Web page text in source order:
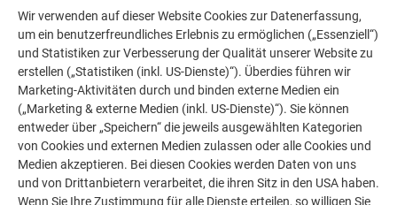
LASSEN SIE SICH INSPIRIEREN
WEITERE OBJEKTE
Die PREFA Referenzgalerie zeigt, wie vielseitig
Aluminium eingesetzt werden kann. Entdecken Sie
weitere beeindruckende Projekte mit den langlebigen
PREFA Aluminiumlösungen für Dach, Solar und
Wir verwenden auf dieser Website Cookies zur Datenerfassung,
um ein benutzerfreundliches Erlebnis zu ermöglichen („Essenziell“)
und Statistiken zur Verbesserung der Qualität unserer Website zu
erstellen („Statistiken (inkl. US-Dienste)“). Überdies führen wir
Marketing-Aktivitäten durch und binden externe Medien ein
(„Marketing & externe Medien (inkl. US-Dienste)“). Sie können
entweder über „Speichern“ die jeweils ausgewählten Kategorien
von Cookies und externen Medien zulassen oder alle Cookies und
Medien akzeptieren. Bei diesen Cookies werden Daten von uns
und von Drittanbietern verarbeitet, die ihren Sitz in den USA haben.
Wenn Sie Ihre Zustimmung für alle Dienste erteilen, so willigen Sie